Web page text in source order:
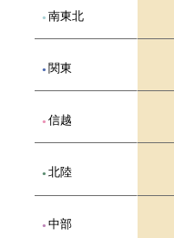
南東北
関東
信越
北陸
中部